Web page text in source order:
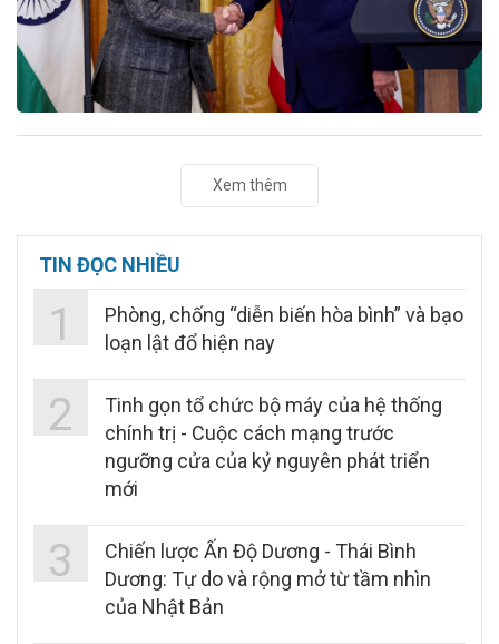
Xem thêm
TIN ĐỌC NHIỀU
1
Phòng, chống “diễn biến hòa bình” và bạo
loạn lật đổ hiện nay
2
Tinh gọn tổ chức bộ máy của hệ thống
chính trị - Cuộc cách mạng trước
ngưỡng cửa của kỷ nguyên phát triển
mới
3
Chiến lược Ấn Độ Dương - Thái Bình
Dương: Tự do và rộng mở từ tầm nhìn
của Nhật Bản